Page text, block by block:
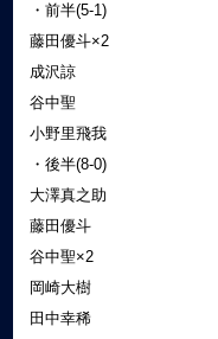
・前半(5-1)
藤田優斗×2
成沢諒
谷中聖
小野里飛我
・後半(8-0)
大澤真之助
藤田優斗
谷中聖×2
岡崎大樹
田中幸稀